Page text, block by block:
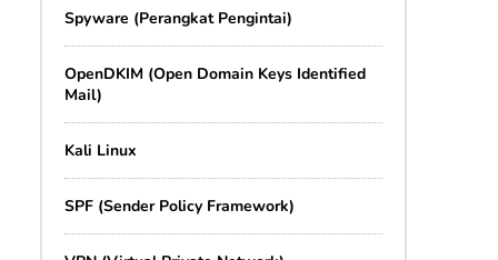
Spyware (Perangkat Pengintai)
OpenDKIM (Open Domain Keys Identified
Mail)
Kali Linux
SPF (Sender Policy Framework)